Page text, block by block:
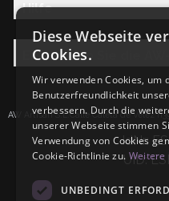
Hilfe
Entdecken Sie die
AW Artisan S.L.Calle Caleta de Velez
IdNr:
UID:
Diese Webseite
Cookies.
Wir verwenden Cookies, um
Benutzerfreundlichkeit
verbessern. Durch die
unserer Webseite stimmen
Verwendung von Cookies
Cookie-Richtlinie zu. Weitere
UNBEDINGT